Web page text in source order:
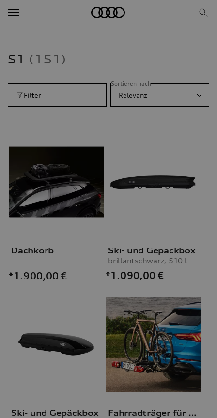
S1 151
Filter
Sortieren nach
Relevanz
Dachkorb
*1.900,00 €
Ski- und Gepäckbox
brillantschwarz, 510 l
*1.090,00 €
Ski- und Gepäckbox Fahrradträger für die Anhängevorrichtung